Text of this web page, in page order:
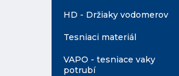
HD - Držiaky vodomerov
Tesniaci materiál
VAPO - tesniace vaky
potrubí